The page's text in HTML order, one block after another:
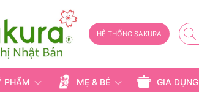
HỆ THỐNG SAKURA
PHẨM MẸ & BÉ GIA DỤNG